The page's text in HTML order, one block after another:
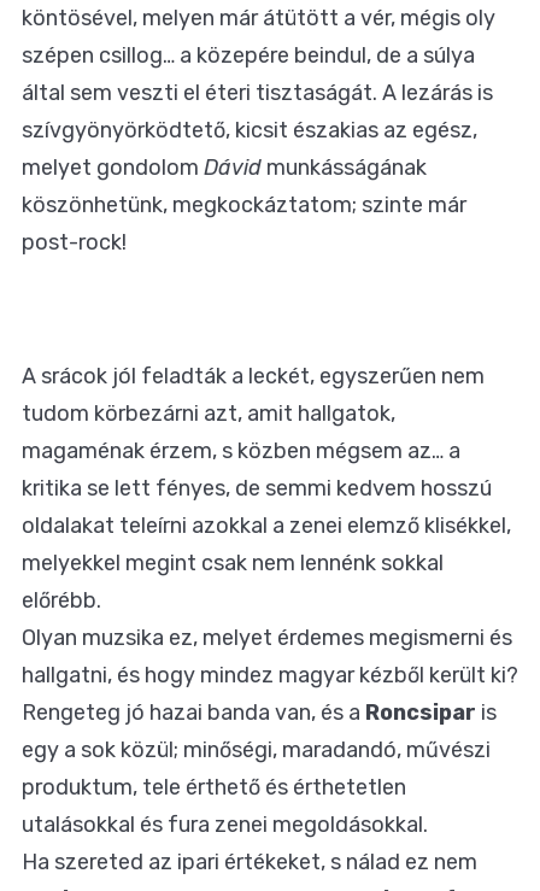
köntösével, melyen már átütött a vér, mégis oly
szépen csillog… a közepére beindul, de a súlya
által sem veszti el éteri tisztaságát. A lezárás is
szívgyönyörködtető, kicsit északias az egész,
melyet gondolom Dávid munkásságának
köszönhetünk, megkockáztatom; szinte már
post-rock!
A srácok jól feladták a leckét, egyszerűen nem
tudom körbezárni azt, amit hallgatok,
magaménak érzem, s közben mégsem az… a
kritika se lett fényes, de semmi kedvem hosszú
oldalakat teleírni azokkal a zenei elemző klisékkel,
melyekkel megint csak nem lennénk sokkal
előrébb.
Olyan muzsika ez, melyet érdemes megismerni és
hallgatni, és hogy mindez magyar kézből került ki?
Rengeteg jó hazai banda van, és a Roncsipar is
egy a sok közül; minőségi, maradandó, művészi
produktum, tele érthető és érthetetlen
utalásokkal és fura zenei megoldásokkal.
Ha szereted az ipari értékeket, s nálad ez nem